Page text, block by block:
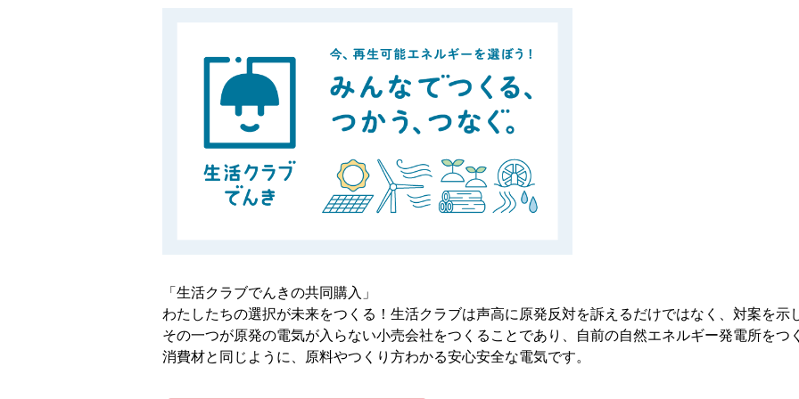
「生活クラブでんきの共同購入」
わたしたちの選択が未来をつくる！生活クラブは声高に原発反対を訴えるだけではなく、対案を示
その一つが原発の電気が入らない小売会社をつくることであり、自前の自然エネルギー発電所をつ
消費材と同じように、原料やつくり方わかる安心安全な電気です。